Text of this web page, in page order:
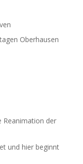
Oberhausen
Reanimation der
und hier beginnt